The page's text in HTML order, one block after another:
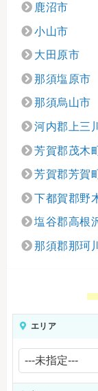
鹿沼市
小山市
大田原市
那須塩原市
那須烏山市
河内郡上三
芳賀郡茂木
芳賀郡芳賀
下都賀郡野
塩谷郡高根
那須郡那珂
エリア